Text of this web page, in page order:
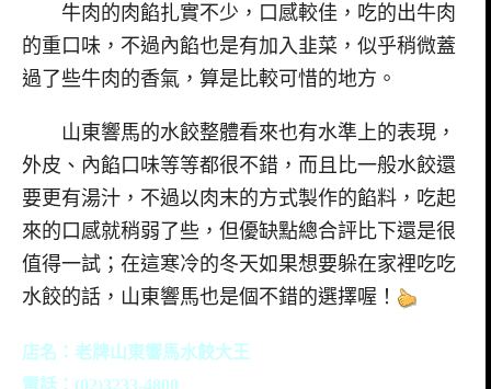
牛肉的肉餡扎實不少，口感較佳，吃的出牛肉
的重口味，不過內餡也是有加入韭菜，似乎稍微蓋
過了些牛肉的香氣，算是比較可惜的地方。
山東響馬的水餃整體看來也有水準上的表現，
外皮、內餡口味等等都很不錯，而且比一般水餃還
要更有湯汁，不過以肉末的方式製作的餡料，吃起
來的口感就稍弱了些，但優缺點總合評比下還是很
值得一試；在這寒冷的冬天如果想要躲在家裡吃吃
水餃的話，山東響馬也是個不錯的選擇喔！
店名：老牌山東響馬水餃大王
電話：(02)3233-4800